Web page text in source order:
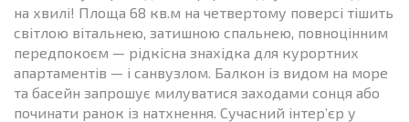
на хвилі! Площа 68 кв.м на четвертому поверсі тішить
світлою вітальнею, затишною спальнею, повноцінним
передпокоєм — рідкісна знахідка для курортних
апартаментів — і санвузлом. Балкон із видом на море
та басейн запрошує милуватися заходами сонця або
починати ранок із натхнення. Сучасний інтер’єр у